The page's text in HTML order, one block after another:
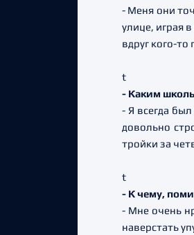
- Меня они
улице, играя
вдруг кого-
t
- Каким
- Я всегда
довольно
тройки за
t
- К чему,
- Мне очень
наверстать